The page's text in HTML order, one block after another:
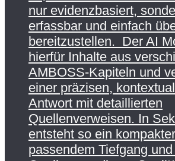
nur evidenzbasiert,
erfassbar und einfach
bereitzustellen. Der AI
hierfür Inhalte aus
AMBOSS-Kapiteln und
einer präzisen,
Antwort mit detaillierten
Quellenverweisen. In
entsteht so ein
passendem Tiefgang